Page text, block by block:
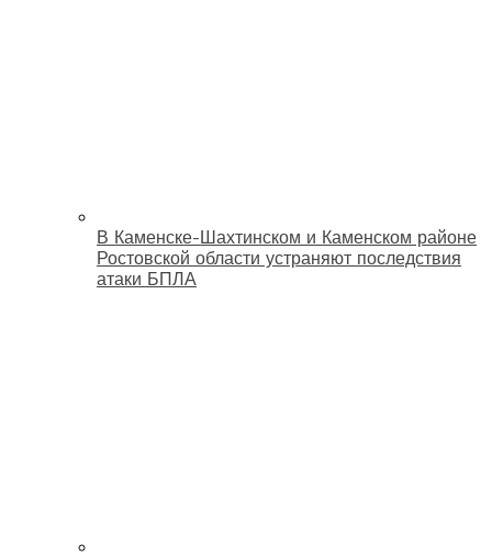
В Каменске-Шахтинском и Каменском районе
Ростовской области устраняют последствия
атаки БПЛА